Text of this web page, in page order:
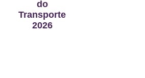
do
Transporte
2026